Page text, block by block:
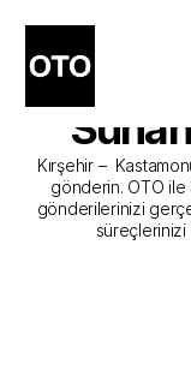
Kargo
Kırşehir –
gönderin. OTO ile
gönderilerinizi